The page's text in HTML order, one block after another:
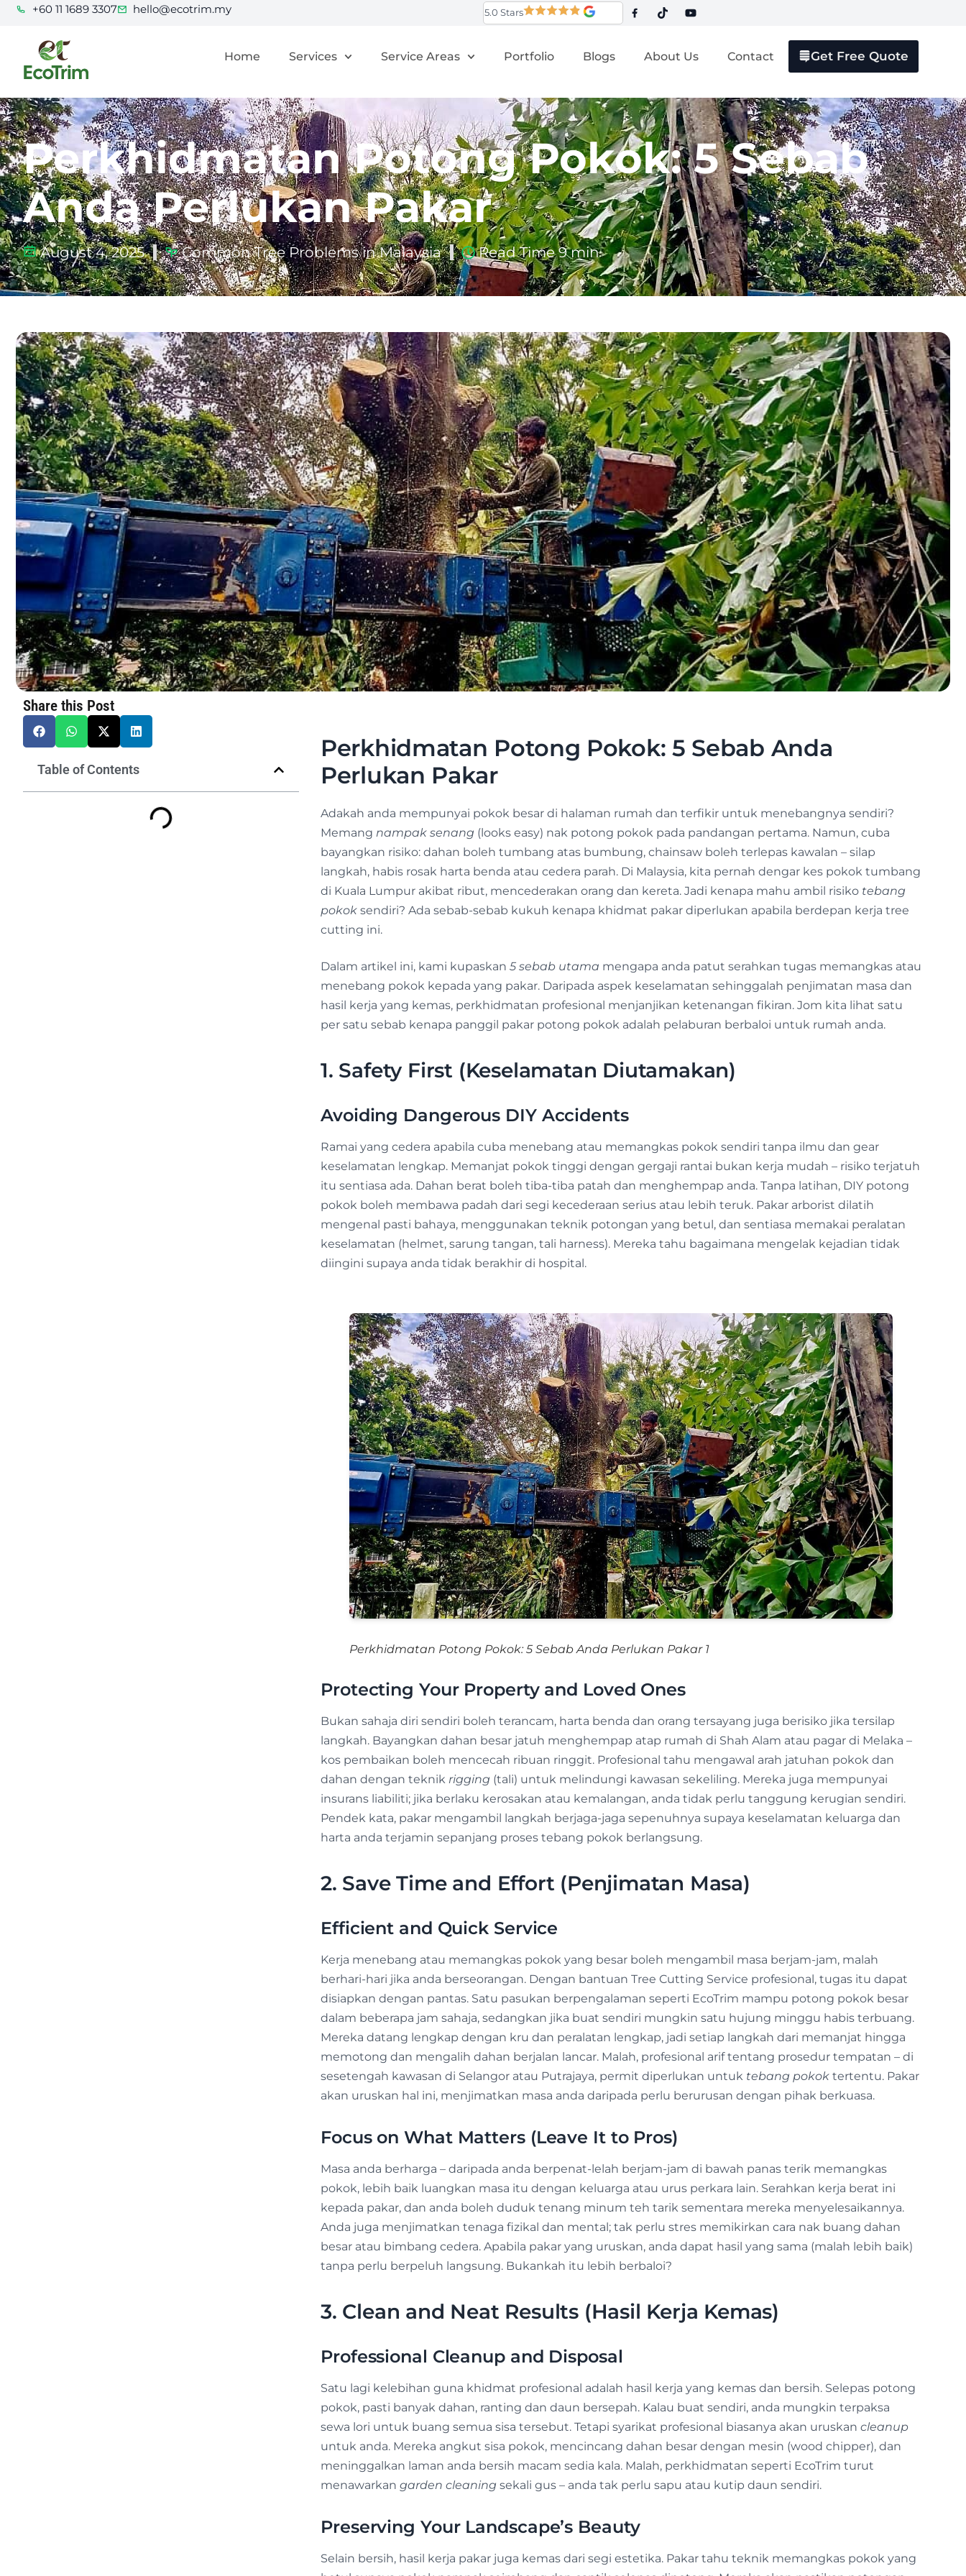
+60 11 1689 3307 hello@ecotrim.my 5.0 Stars
Home Services Service Areas Portfolio Blogs About Us Contact Get Free Quote
Perkhidmatan Potong Pokok: 5 Sebab
Anda Perlukan Pakar
August 4, 2025 Common Tree Problems in Malaysia Read Time 9 min
Share this Post
Table of Contents
Perkhidmatan Potong Pokok: 5 Sebab Anda
Perlukan Pakar
Adakah anda mempunyai pokok besar di halaman rumah dan terfikir untuk menebangnya sendiri?
Memang nampak senang (looks easy) nak potong pokok pada pandangan pertama. Namun, cuba
bayangkan risiko: dahan boleh tumbang atas bumbung, chainsaw boleh terlepas kawalan – silap
langkah, habis rosak harta benda atau cedera parah. Di Malaysia, kita pernah dengar kes pokok tumbang
di Kuala Lumpur akibat ribut, mencederakan orang dan kereta. Jadi kenapa mahu ambil risiko tebang
pokok sendiri? Ada sebab-sebab kukuh kenapa khidmat pakar diperlukan apabila berdepan kerja tree
cutting ini.
Dalam artikel ini, kami kupaskan 5 sebab utama mengapa anda patut serahkan tugas memangkas atau
menebang pokok kepada yang pakar. Daripada aspek keselamatan sehinggalah penjimatan masa dan
hasil kerja yang kemas, perkhidmatan profesional menjanjikan ketenangan fikiran. Jom kita lihat satu
per satu sebab kenapa panggil pakar potong pokok adalah pelaburan berbaloi untuk rumah anda.
1. Safety First (Keselamatan Diutamakan)
Avoiding Dangerous DIY Accidents
Ramai yang cedera apabila cuba menebang atau memangkas pokok sendiri tanpa ilmu dan gear
keselamatan lengkap. Memanjat pokok tinggi dengan gergaji rantai bukan kerja mudah – risiko terjatuh
itu sentiasa ada. Dahan berat boleh tiba-tiba patah dan menghempap anda. Tanpa latihan, DIY potong
pokok boleh membawa padah dari segi kecederaan serius atau lebih teruk. Pakar arborist dilatih
mengenal pasti bahaya, menggunakan teknik potongan yang betul, dan sentiasa memakai peralatan
keselamatan (helmet, sarung tangan, tali harness). Mereka tahu bagaimana mengelak kejadian tidak
diingini supaya anda tidak berakhir di hospital.
Perkhidmatan Potong Pokok: 5 Sebab Anda Perlukan Pakar 1
Protecting Your Property and Loved Ones
Bukan sahaja diri sendiri boleh terancam, harta benda dan orang tersayang juga berisiko jika tersilap
langkah. Bayangkan dahan besar jatuh menghempap atap rumah di Shah Alam atau pagar di Melaka –
kos pembaikan boleh mencecah ribuan ringgit. Profesional tahu mengawal arah jatuhan pokok dan
dahan dengan teknik rigging (tali) untuk melindungi kawasan sekeliling. Mereka juga mempunyai
insurans liabiliti; jika berlaku kerosakan atau kemalangan, anda tidak perlu tanggung kerugian sendiri.
Pendek kata, pakar mengambil langkah berjaga-jaga sepenuhnya supaya keselamatan keluarga dan
harta anda terjamin sepanjang proses tebang pokok berlangsung.
2. Save Time and Effort (Penjimatan Masa)
Efficient and Quick Service
Kerja menebang atau memangkas pokok yang besar boleh mengambil masa berjam-jam, malah
berhari-hari jika anda berseorangan. Dengan bantuan Tree Cutting Service profesional, tugas itu dapat
disiapkan dengan pantas. Satu pasukan berpengalaman seperti EcoTrim mampu potong pokok besar
dalam beberapa jam sahaja, sedangkan jika buat sendiri mungkin satu hujung minggu habis terbuang.
Mereka datang lengkap dengan kru dan peralatan lengkap, jadi setiap langkah dari memanjat hingga
memotong dan mengalih dahan berjalan lancar. Malah, profesional arif tentang prosedur tempatan – di
sesetengah kawasan di Selangor atau Putrajaya, permit diperlukan untuk tebang pokok tertentu. Pakar
akan uruskan hal ini, menjimatkan masa anda daripada perlu berurusan dengan pihak berkuasa.
Focus on What Matters (Leave It to Pros)
Masa anda berharga – daripada anda berpenat-lelah berjam-jam di bawah panas terik memangkas
pokok, lebih baik luangkan masa itu dengan keluarga atau urus perkara lain. Serahkan kerja berat ini
kepada pakar, dan anda boleh duduk tenang minum teh tarik sementara mereka menyelesaikannya.
Anda juga menjimatkan tenaga fizikal dan mental; tak perlu stres memikirkan cara nak buang dahan
besar atau bimbang cedera. Apabila pakar yang uruskan, anda dapat hasil yang sama (malah lebih baik)
tanpa perlu berpeluh langsung. Bukankah itu lebih berbaloi?
3. Clean and Neat Results (Hasil Kerja Kemas)
Professional Cleanup and Disposal
Satu lagi kelebihan guna khidmat profesional adalah hasil kerja yang kemas dan bersih. Selepas potong
pokok, pasti banyak dahan, ranting dan daun bersepah. Kalau buat sendiri, anda mungkin terpaksa
sewa lori untuk buang semua sisa tersebut. Tetapi syarikat profesional biasanya akan uruskan cleanup
untuk anda. Mereka angkut sisa pokok, mencincang dahan besar dengan mesin (wood chipper), dan
meninggalkan laman anda bersih macam sedia kala. Malah, perkhidmatan seperti EcoTrim turut
menawarkan garden cleaning sekali gus – anda tak perlu sapu atau kutip daun sendiri.
Preserving Your Landscape’s Beauty
Selain bersih, hasil kerja pakar juga kemas dari segi estetika. Pakar tahu teknik memangkas pokok yang